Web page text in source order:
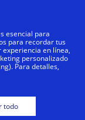
un
esencial para
para recordar tus
en línea,
personalizado
Para detalles,
todo